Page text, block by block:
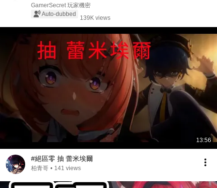
GamerSecret 玩家機密
Auto-dubbed
139K views
13:56
#絕區零 抽 蕾米埃爾
柏青哥 • 141 views